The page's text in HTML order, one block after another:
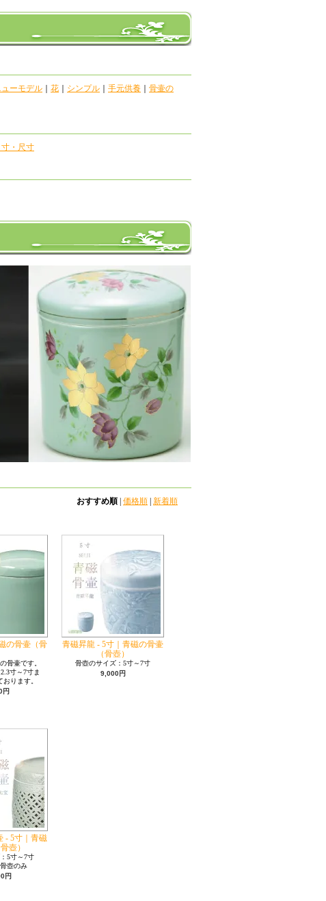
ューモデル 花 シンプル 手元供養
骨壷の
寸・尺寸
おすすめ順 価格順 新着順
の骨壷（骨
骨壷です。
寸～7寸ま
ります。
円
青磁昇龍 - 5寸｜青磁の骨壷
（骨壺）
骨壺のサイズ：5寸～7寸
9,000円
- 5寸｜青磁
壺）
5寸～7寸
壺のみ
円